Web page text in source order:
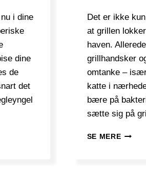
i dine
dine
de
det
Det er ikke
at grillen
haven.
grillhandsker
omtanke –
katte i
bære på
sætte sig på
SE MEREHVILKE